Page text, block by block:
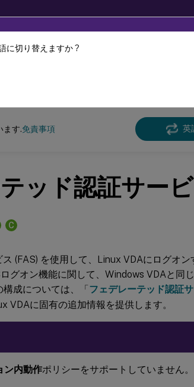
います。
ー エージェント
ます.免責事項 英
ッド認証サー
C
(FAS) を使用して、Linux VDAにログオ
グオン機能に関して、Windows VDAと同
成については、「フェデレーテッド認証
VDAに固有の追加情報を提供します。
ン内動作ポリシーをサポートしていません。
に切り替えますか ?